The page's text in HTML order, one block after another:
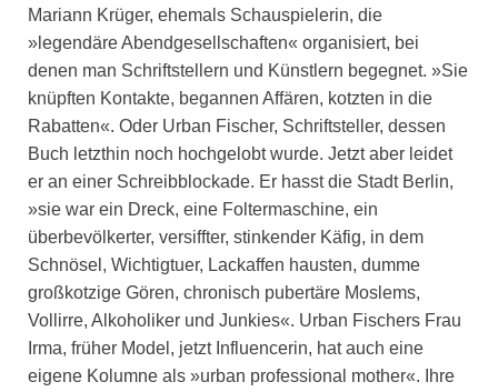
Mariann Krüger, ehemals Schauspielerin, die
»legendäre Abendgesellschaften« organisiert, bei
denen man Schriftstellern und Künstlern begegnet. »Sie
knüpften Kontakte, begannen Affären, kotzten in die
Rabatten«. Oder Urban Fischer, Schriftsteller, dessen
Buch letzthin noch hochgelobt wurde. Jetzt aber leidet
er an einer Schreibblockade. Er hasst die Stadt Berlin,
»sie war ein Dreck, eine Foltermaschine, ein
überbevölkerter, versiffter, stinkender Käfig, in dem
Schnösel, Wichtigtuer, Lackaffen hausten, dumme
großkotzige Gören, chronisch pubertäre Moslems,
Vollirre, Alkoholiker und Junkies«. Urban Fischers Frau
Irma, früher Model, jetzt Influencerin, hat auch eine
eigene Kolumne als »urban professional mother«. Ihre